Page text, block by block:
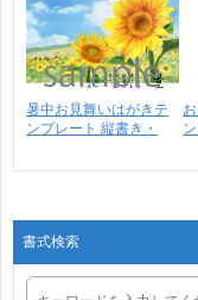
暑中お見舞いはがきテ
ンプレート 縦書き・
書式検索